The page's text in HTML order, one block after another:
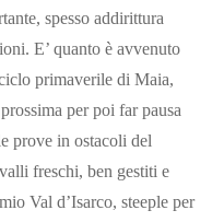
spesso addirittura
E’ quanto è avvenuto
primaverile di Maia,
per poi far pausa
prove in ostacoli del
freschi, ben gestiti e
Val d’Isarco, steeple per